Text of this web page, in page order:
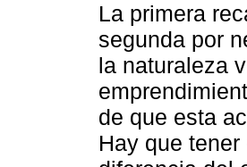
La primera
segunda por
la naturaleza
de que esta
Hay que